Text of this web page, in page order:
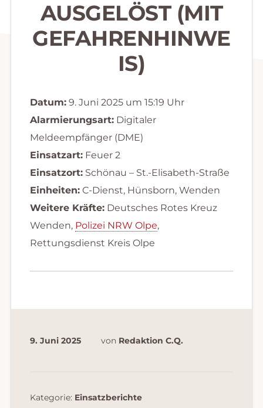
AUSGELÖST (MIT
GEFAHRENHINWE
IS)
Datum:9. Juni 2025 um 15:19 Uhr
Alarmierungsart:Digitaler
Meldeempfänger (DME)
Einsatzart:Feuer 2
Einsatzort:Schönau – St.-Elisabeth-Straße
Einheiten:C-Dienst, Hünsborn, Wenden
Weitere Kräfte:Deutsches Rotes Kreuz
Wenden, Polizei NRW Olpe,
Rettungsdienst Kreis Olpe
9. Juni 2025 von Redaktion C.Q.
Kategorie: Einsatzberichte